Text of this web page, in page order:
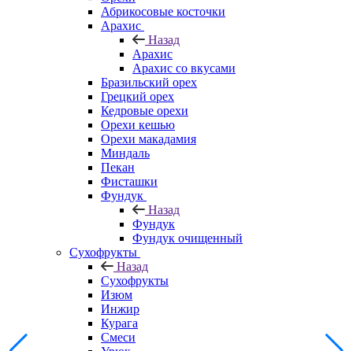
Абрикосовые косточки
Арахис
Назад
Арахис
Арахис со вкусами
Бразильский орех
Грецкий орех
Кедровые орехи
Орехи кешью
Орехи макадамия
Миндаль
Пекан
Фисташки
Фундук
Назад
Фундук
Фундук очищенный
Сухофрукты
Назад
Сухофрукты
Изюм
Инжир
Курага
Смеси